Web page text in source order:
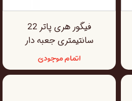
فیگور هری پاتر 22
سانتیمتری جعبه دار
اتمام موجودی